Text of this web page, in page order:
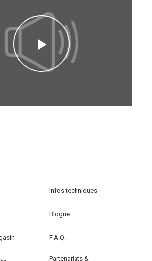
Infos techniques
Blogue
F.A.Q.
Partenariats &